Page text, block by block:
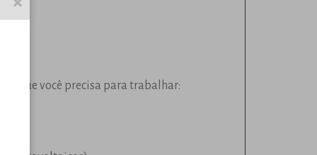
que você precisa para trabalhar: